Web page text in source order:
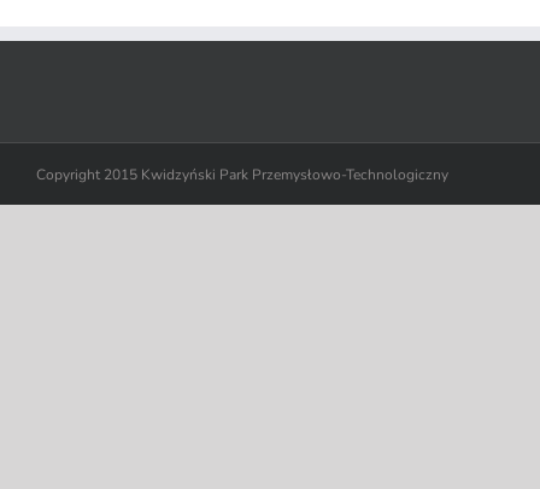
Copyright 2015 Kwidzyński Park Przemysłowo-Technologiczny